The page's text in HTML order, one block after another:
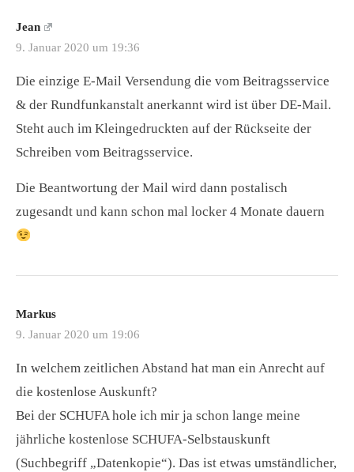
Jean
9. Januar 2020 um 19:36
Die einzige E-Mail Versendung die vom Beitragsservice
& der Rundfunkanstalt anerkannt wird ist über DE-Mail.
Steht auch im Kleingedruckten auf der Rückseite der
Schreiben vom Beitragsservice.
Die Beantwortung der Mail wird dann postalisch
zugesandt und kann schon mal locker 4 Monate dauern
Markus
9. Januar 2020 um 19:06
In welchem zeitlichen Abstand hat man ein Anrecht auf
die kostenlose Auskunft?
Bei der SCHUFA hole ich mir ja schon lange meine
jährliche kostenlose SCHUFA-Selbstauskunft
(Suchbegriff „Datenkopie“). Das ist etwas umständlicher,